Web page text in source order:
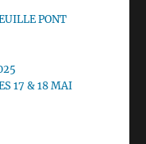
PONT
17 & 18 MAI